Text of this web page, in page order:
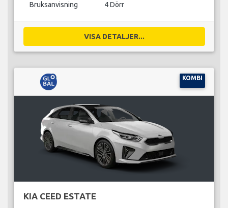
Bruksanvisning 4 Dörr
VISA DETALJER...
KOMBI
KIA CEED ESTATE